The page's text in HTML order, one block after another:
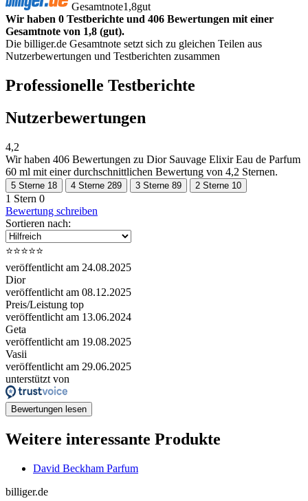
Gesamtnote1,8gut
Wir haben 0 Testberichte und 406 Bewertungen mit einer
Gesamtnote von 1,8 (gut).
Die billiger.de Gesamtnote setzt sich zu gleichen Teilen aus
Nutzerbewertungen und Testberichten zusammen
Professionelle Testberichte
Nutzerbewertungen
4,2
Wir haben 406 Bewertungen zu Dior Sauvage Elixir Eau de Parfum
60 ml mit einer durchschnittlichen Bewertung von 4,2 Sternen.
5 Sterne 18 4 Sterne 289 3 Sterne 89 2 Sterne 10
1 Stern 0
Bewertung schreiben
Sortieren nach:
⭐️⭐️⭐️⭐️⭐️
veröffentlicht am 24.08.2025
Dior
veröffentlicht am 08.12.2025
Preis/Leistung top
veröffentlicht am 13.06.2024
Geta
veröffentlicht am 19.08.2025
Vasii
veröffentlicht am 29.06.2025
unterstützt von
Bewertungen lesen
Weitere interessante Produkte
David Beckham Parfum
billiger.de